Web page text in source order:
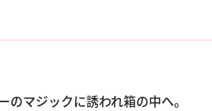
マジックに誘われ箱の中へ。